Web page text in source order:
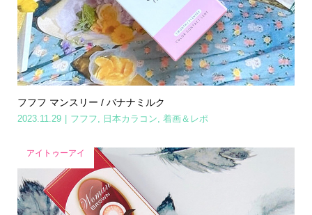
フフフ マンスリー / バナナミルク
2023.11.29 フフフ 日本カラコン 着画＆レポ
アイトゥーアイ
Home Share Contact